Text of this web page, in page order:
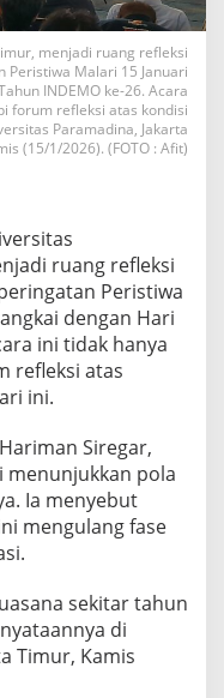
menjadi ruang refleksi
Malari 15 Januari
INDEMO ke-26. Acara
forum refleksi atas kondisi
Paramadina, Jakarta
(15/1/2026). (FOTO : Afit)
ruang refleksi
Peristiwa
dengan Hari
ini tidak hanya
refleksi atas
ini.
Siregar,
menunjukkan pola
Ia menyebut
mengulang fase
sekitar tahun
di
Timur, Kamis